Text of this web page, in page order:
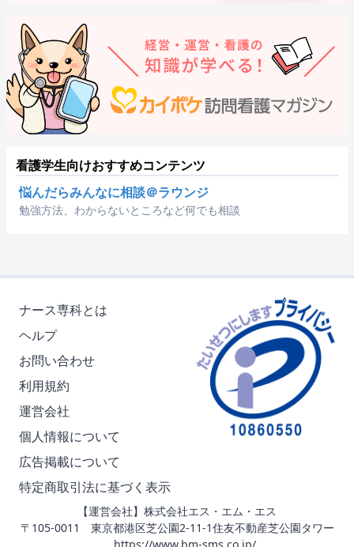
看護学生向けおすすめコンテンツ
悩んだらみんなに相談＠ラウンジ
勉強方法、わからないところなど何でも相談
ナース専科とは
ヘルプ
お問い合わせ
利用規約
運営会社
個人情報について
広告掲載について
特定商取引法に基づく表示
【運営会社】株式会社エス・エム・エス
〒105-0011 東京都港区芝公園2-11-1住友不動産芝公園タワー